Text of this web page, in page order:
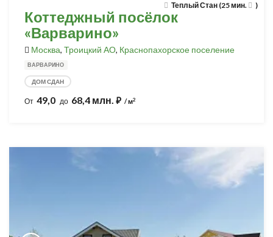
Теплый Стан (25 мин. )
Коттеджный посёлок
«Варварино»
Москва, Троицкий АО, Краснопахорское поселение
ВАРВАРИНО
ДОМ СДАН
От 49,0 до 68,4 млн. ⃏ / м2